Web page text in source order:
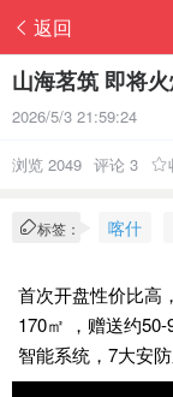
返回
山海茗筑 即将
2026/5/3 21:59:24
浏览 2049 评论 3
标签： 喀什
首次开盘性价比高
170㎡ ，赠送约
智能系统，7大安